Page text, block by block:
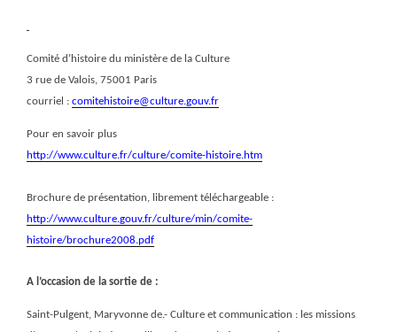
Comité d’histoire du ministère de la Culture
3 rue de Valois, 75001 Paris
courriel : comitehistoire@culture.gouv.fr
Pour en savoir plus
http://www.culture.fr/culture/comite-histoire.htm
Brochure de présentation, librement téléchargeable :
http://www.culture.gouv.fr/culture/min/comite-
histoire/brochure2008.pdf
A l’occasion de la sortie de :
Saint-Pulgent, Maryvonne de.- Culture et communication : les missions